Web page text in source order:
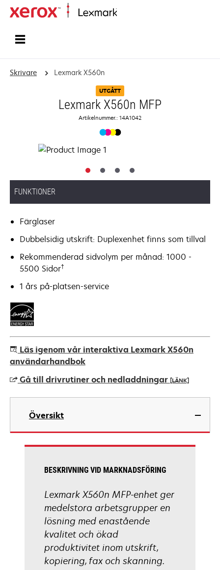
Skrivare Lexmark X560n
UTGÅTT
Lexmark X560n MFP
Artikelnummer.: 14A1042
FUNKTIONER
Färglaser
Dubbelsidig utskrift: Duplexenhet finns som tillval
Rekommenderad sidvolym per månad: 1000 -
5500 Sidor†
1 års på-platsen-service
Läs igenom vår interaktiva Lexmark X560n
användarhandbok
Gå till drivrutiner och nedladdningar [LÄNK]
opens
new
Översikt
BESKRIVNING VID MARKNADSFÖRING
Lexmark X560n MFP-enhet ger
medelstora arbetsgrupper en
lösning med enastående
kvalitet och ökad
produktivitet inom utskrift,
kopiering, fax och skanning.